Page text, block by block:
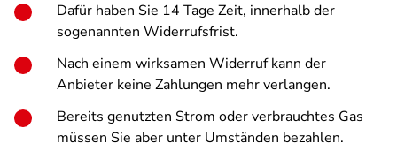
Dafür haben Sie 14 Tage Zeit, innerhalb der
sogenannten Widerrufsfrist.
Nach einem wirksamen Widerruf kann der
Anbieter keine Zahlungen mehr verlangen.
Bereits genutzten Strom oder verbrauchtes Gas
müssen Sie aber unter Umständen bezahlen.